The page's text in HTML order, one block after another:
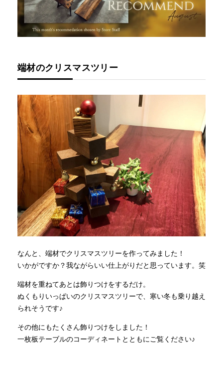
お問い合わせ
端材のクリスマスツリー
なんと、端材でクリスマスツリーを作ってみました！
いかがですか？我ながらいい仕上がりだと思っています。笑
端材を重ねてあとは飾りつけをするだけ。
ぬくもりいっぱいのクリスマスツリーで、寒い冬も乗り越え
られそうです♪
その他にもたくさん飾りつけをしました！
一枚板テーブルのコーディネートとともにご覧ください♪